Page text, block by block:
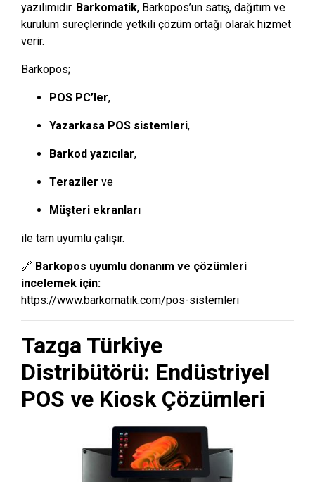
yazılımıdır. Barkomatik, Barkopos’un satış, dağıtım ve
kurulum süreçlerinde yetkili çözüm ortağı olarak hizmet
verir.
Barkopos;
POS PC’ler,
Yazarkasa POS sistemleri,
Barkod yazıcılar,
Teraziler ve
Müşteri ekranları
ile tam uyumlu çalışır.
🔗 Barkopos uyumlu donanım ve çözümleri
incelemek için:
https://www.barkomatik.com/pos-sistemleri
Tazga Türkiye
Distribütörü: Endüstriyel
POS ve Kiosk Çözümleri